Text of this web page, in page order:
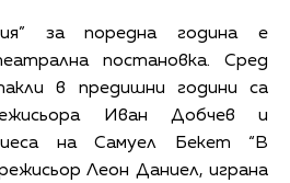
за поредна година е
постановка. Сред
в предишни години са
Иван Добчев и
на Самуел Бекет “В
Леон Даниел, играна